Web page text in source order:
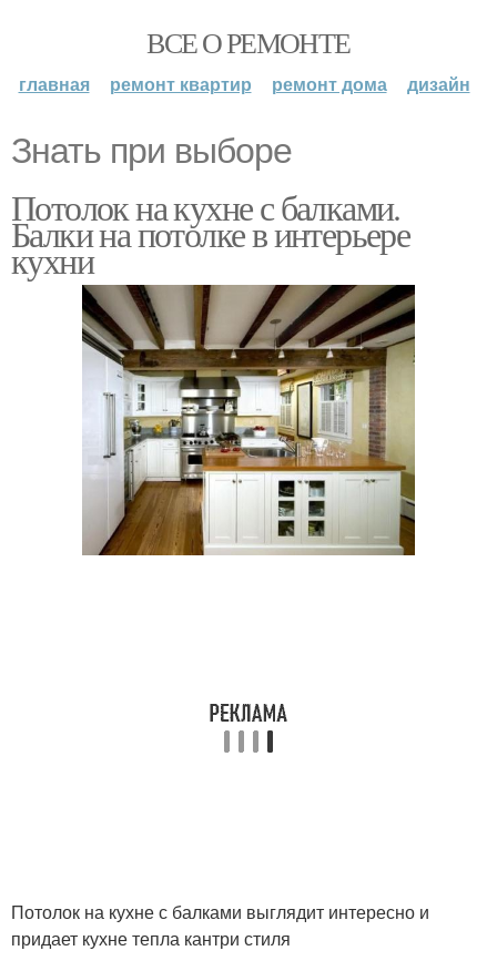
ВСЕ О РЕМОНТЕ
главная ремонт квартир ремонт дома дизайн
Знать при выборе
Потолок на кухне с балками.
Балки на потолке в интерьере
кухни
Потолок на кухне с балками выглядит интересно и
придает кухне тепла кантри стиля